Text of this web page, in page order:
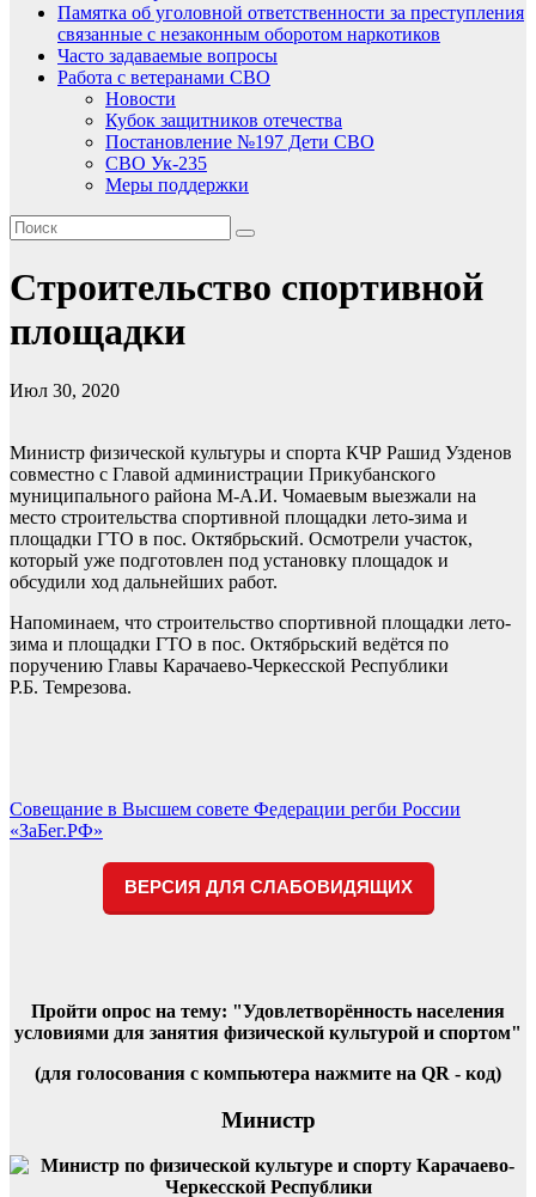
Памятка об уголовной ответственности за преступления
связанные с незаконным оборотом наркотиков
Часто задаваемые вопросы
Работа с ветеранами СВО
Новости
Кубок защитников отечества
Постановление №197 Дети СВО
СВО Ук-235
Меры поддержки
Строительство спортивной
площадки
Июл 30, 2020
Министр физической культуры и спорта КЧР Рашид Узденов
совместно с Главой администрации Прикубанского
муниципального района М-А.И. Чомаевым выезжали на
место строительства спортивной площадки лето-зима и
площадки ГТО в пос. Октябрьский. Осмотрели участок,
который уже подготовлен под установку площадок и
обсудили ход дальнейших работ.
Напоминаем, что строительство спортивной площадки лето-
зима и площадки ГТО в пос. Октябрьский ведётся по
поручению Главы Карачаево-Черкесской Республики
Р.Б. Темрезова.
Навигация
по
записям
Совещание в Высшем совете Федерации регби России
«ЗаБег.РФ»
ВЕРСИЯ ДЛЯ СЛАБОВИДЯЩИХ
Пройти опрос на тему: "Удовлетворённость населения
условиями для занятия физической культурой и спортом"
(для голосования с компьютера нажмите на QR - код)
Министр